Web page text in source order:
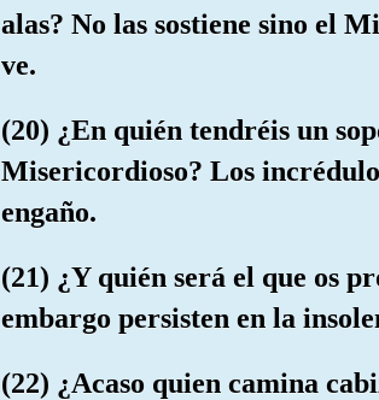
alas? No las sostiene sino el
ve.
(20) ¿En quién tendréis un
Misericordioso? Los
engaño.
(21) ¿Y quién será el que os
embargo persisten en la
(22) ¿Acaso quien camina